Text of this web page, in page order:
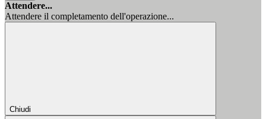
Attendere...
Attendere il completamento dell'operazione...
Chiudi